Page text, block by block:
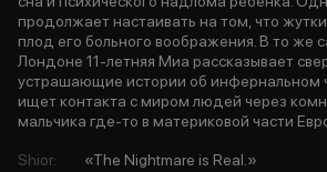
продолжает настаивать на том, что
плод его больного воображения. В то же
Лондоне 11-летняя Миа рассказывает
устрашающие истории об инфернальном
ищет контакта с миром людей через
мальчика где-то в материковой части
Shior: «The Nightmare is Real.»